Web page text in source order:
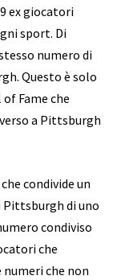
ex giocatori
sport. Di
numero di
Questo è solo
Fame che
a Pittsburgh
condivide un
di uno
condiviso
che
numeri che non